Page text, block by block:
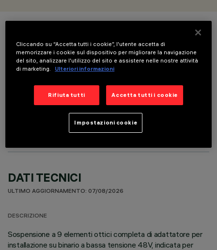
COMPONENTI OPZIONALI
DATI TECNICI
ULTIMO AGGIORNAMENTO: 07/08/2026
DESCRIZIONE
Sospensione a 9 elementi ottici completa di adattatore per
installazione su binario a bassa tensione 48V, indicata per
Cliccando su “Accetta tutti i cookie”, l'utente accetta di
memorizzare i cookie sul dispositivo per migliorare la navigazione
del sito, analizzare l'utilizzo del sito e assistere nelle nostre attività
di marketing.
Ulteriori informazioni
Rifiuta tutti Accetta tutti i cookie
Impostazioni cookie